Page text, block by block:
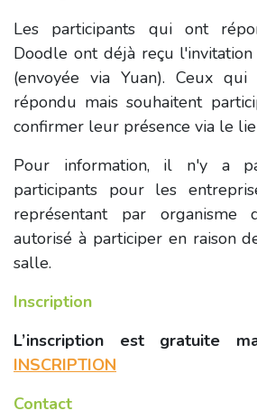
Les participants qui ont
Doodle ont déjà reçu
(envoyée via Yuan). Ceux
répondu mais souhaitent
confirmer leur présence via le
Pour information, il n'y a
participants pour les
représentant par organisme
autorisé à participer en raison
salle.
Inscription
L’inscription est gratuite
INSCRIPTION
Contact